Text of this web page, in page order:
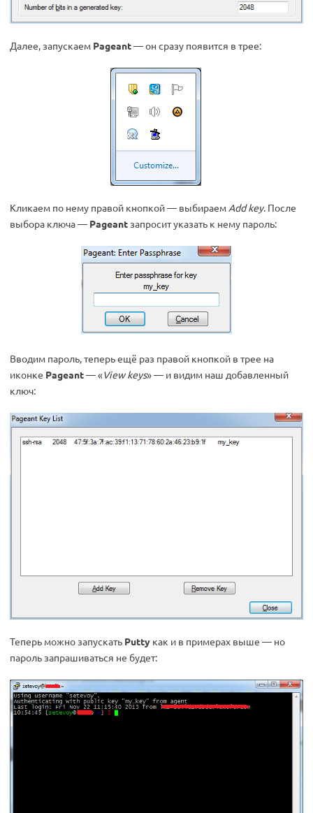
Далее, запускаем Pageant— он сразу появится в трее:
Кликаем по нему правой кнопкой — выбираем Add key. После
выбора ключа — Pageant запросит указать к нему пароль:
Вводим пароль, теперь ещё раз правой кнопкой в трее на
иконке Pageant— «View keys» — и видим наш добавленный
ключ:
Теперь можно запускать Putty как и в примерах выше — но
пароль запрашиваться не будет: